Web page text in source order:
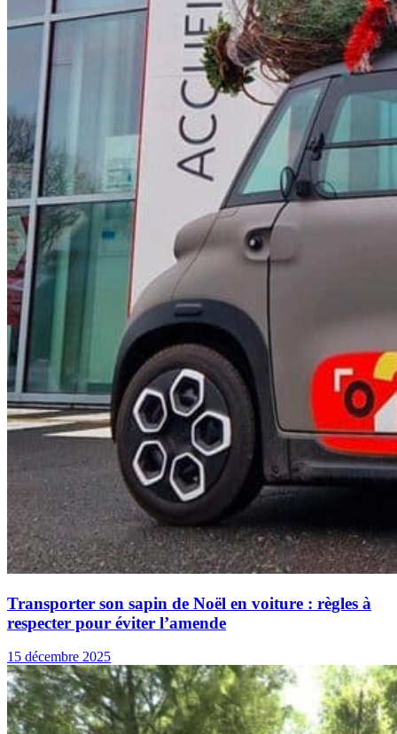
Transporter son sapin de Noël en voiture : règles à
respecter pour éviter l’amende
15 décembre 2025